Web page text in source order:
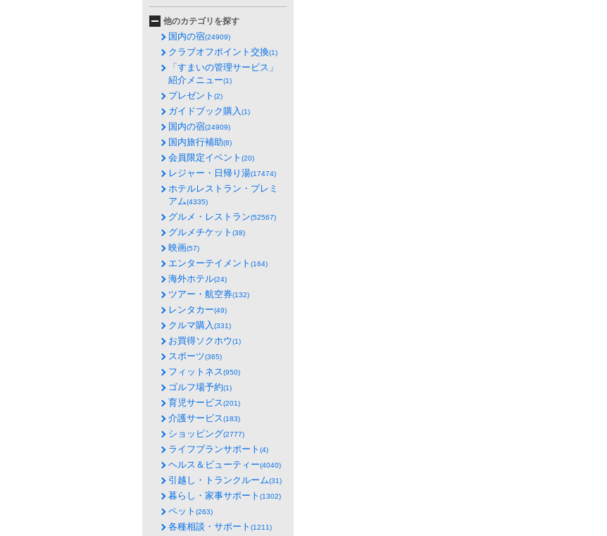
他のカテゴリを探す
国内の宿(24909)
クラブオフポイント交換(1)
「すまいの管理サービス」
紹介メニュー(1)
プレゼント (2)
ガイドブック購入(1)
国内の宿(24909)
国内旅行補助(8)
会員限定イベント (20)
レジャー・日帰り湯(17474)
ホテルレストラン・プレミ
アム(4335)
グルメ・レストラン(52567)
グルメチケット (38)
映画(57)
エンターテイメント (164)
海外ホテル(24)
ツアー・航空券(132)
レンタカー(49)
クルマ購入(331)
お買得ソクホウ(1)
スポーツ(365)
フィットネス(950)
ゴルフ場予約(1)
育児サービス(201)
介護サービス(183)
ショッピング(2777)
ライフプランサポート (4)
ヘルス＆ビューティー(4040)
引越し・トランクルーム(31)
暮らし・家事サポート (1302)
ペット (263)
各種相談・サポート (1211)